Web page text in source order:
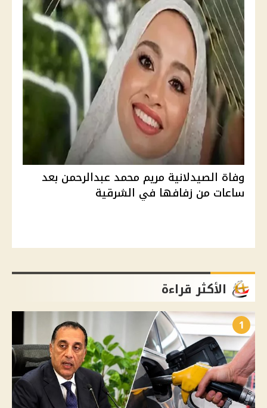
وفاة الصيدلانية مريم محمد عبدالرحمن بعد
ساعات من زفافها في الشرقية
الأكثر قراءة
1